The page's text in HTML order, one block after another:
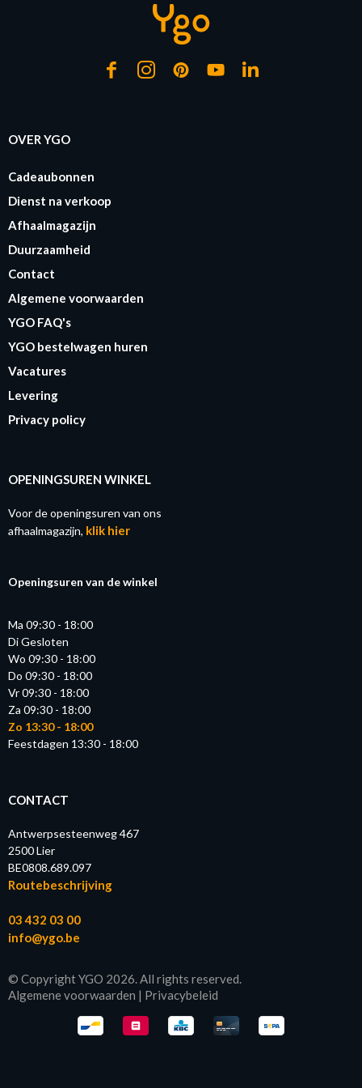
OVER YGO
Cadeaubonnen
Dienst na verkoop
Afhaalmagazijn
Duurzaamheid
Contact
Algemene voorwaarden
YGO FAQ's
YGO bestelwagen huren
Vacatures
Levering
Privacy policy
OPENINGSUREN WINKEL
Voor de openingsuren van ons
afhaalmagazijn, klik hier
Openingsuren van de winkel
Ma 09:30 - 18:00
Di Gesloten
Wo 09:30 - 18:00
Do 09:30 - 18:00
Vr 09:30 - 18:00
Za 09:30 - 18:00
Zo 13:30 - 18:00
Feestdagen 13:30 - 18:00
CONTACT
Antwerpsesteenweg 467
2500 Lier
BE0808.689.097
Routebeschrijving
03 432 03 00
info@ygo.be
© Copyright YGO 2026. All rights reserved.
Algemene voorwaarden | Privacybeleid